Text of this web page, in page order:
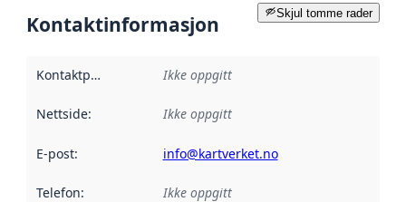
Skjul tomme rader
Kontaktinformasjon
Kontaktpunkt Ikke oppgitt
Nettside: Ikke oppgitt
E-post: info@kartverket.no
Telefon: Ikke oppgitt